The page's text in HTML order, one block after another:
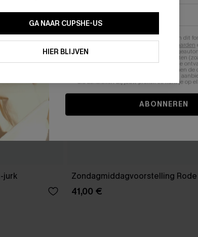
jurk Zondagmiddagvoorstelling
41,00 €
GA NAAR CUPSHE-US
HIER BLIJVEN
Door je contactgegevens in te vullen en dit
Algemene Voorwaarden
stemt er tevens mee in om herhaalde
en gepersonaliseerde marketingberichten
winkelwagen) en e-mails van Cupshe te
niet vereist voor een aankoop. We kunnen
informatie gebruiken om producten en
die aansluiten bij jouw profiel. Je kunt je op
ABONNEREN